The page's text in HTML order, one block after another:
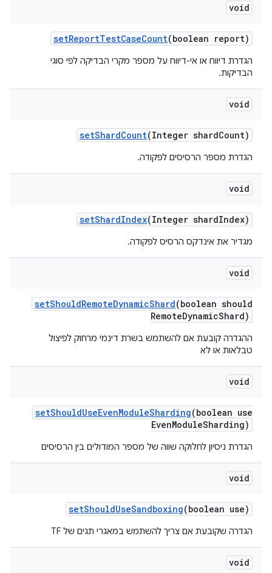
void
setReportTestCaseCount(boolean report)
הגדרת דיווח או אי-דיווח על מספר מקרי הבדיקה לפי סוגי
הבדיקות.
void
setShardCount(Integer shardCount)
הגדרת מספר הרסיסים לפקודה.
void
setShardIndex(Integer shardIndex)
מגדיר את אינדקס הרסיס לפקודה.
void
setShouldRemoteDynamicShard(boolean should
RemoteDynamicShard)
ההגדרה קובעת אם להשתמש בשרת דינמי מרחוק לפיצול
טבלאות או לא
void
setShouldUseEvenModuleSharding(boolean use
EvenModuleSharding)
הגדרת ניסיון לחלוקה שווה של מספר המודולים בין הרסיסים
void
setShouldUseSandboxing(boolean use)
הגדרה שקובעת אם צריך להשתמש במאגרי תגים של TF
void